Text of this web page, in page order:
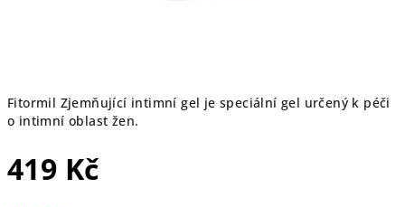
Fitormil Zjemňující intimní gel je speciální gel určený k péči
o intimní oblast žen.
419 Kč